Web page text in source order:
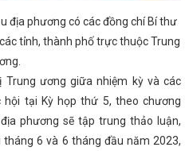
sách ưu đãi cho nhà đầu tư
vụ của văn phòng cấp ủy
thương mại cho Doanh
trị trọng tâm, xuyên suốt
Tổ chức các hoạt động
Chủ tịch UBND tỉnh
phó với bão số 12 và
trong giai đoạn phát triển
địa phương có các đồng chí Bí thư
tỉnh, thành phố trực thuộc Trung
Trung ương giữa nhiệm kỳ và các
hội tại Kỳ họp thứ 5, theo chương
phương sẽ tập trung thảo luận,
6 và 6 tháng đầu năm 2023,